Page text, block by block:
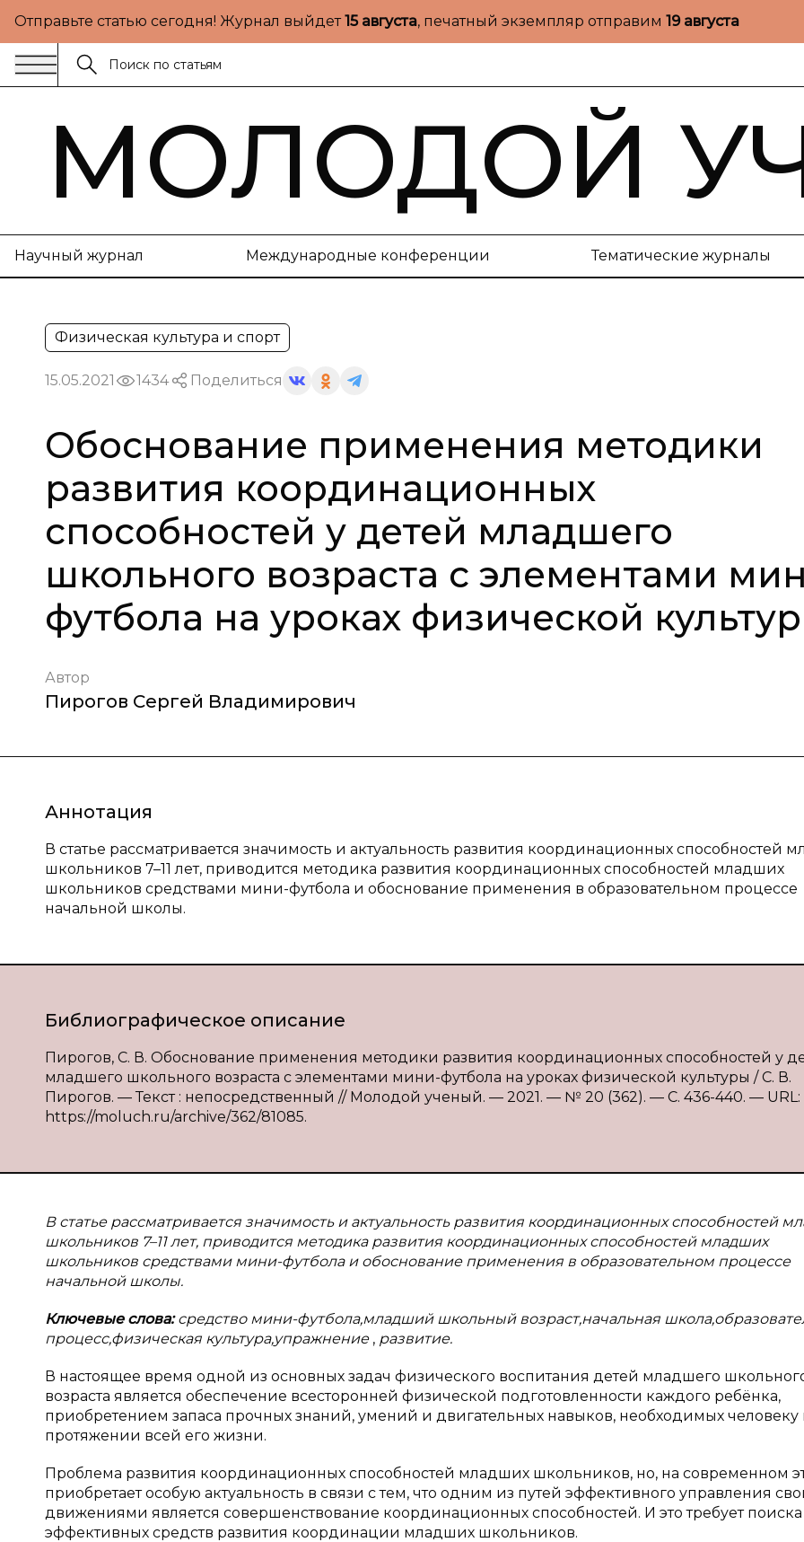
Отправьте статью сегодня! Журнал выйдет15 августа, печатный экземпляр отправим 19 августа
МОЛОДОЙ
Научный журнал Международные конференции Тематические журналы
Физическая культура и спорт
15.05.2021 1434 Поделиться
Обоснование применения методики
развития координационных
способностей у детей младшего
школьного возраста с элементами
футбола на уроках физической
Автор
Пирогов Сергей Владимирович
Аннотация
В статье рассматривается значимость и актуальность развития координационных способностей
школьников 7–11 лет, приводится методика развития координационных способностей младших
школьников средствами мини-футбола и обоснование применения в образовательном процессе
начальной школы.
Библиографическое описание
Пирогов, С. В. Обоснование применения методики развития координационных способностей у
младшего школьного возраста с элементами мини-футбола на уроках физической культуры / С. В.
Пирогов. — Текст : непосредственный // Молодой ученый. — 2021. — № 20 (362). — С. 436-440. — URL:
https://moluch.ru/archive/362/81085.
В статье рассматривается значимость и актуальность развития координационных способностей
школьников 7–11 лет, приводится методика развития координационных способностей младших
школьников средствами мини-футбола и обоснование применения в образовательном процессе
начальной школы.
Ключевые слова:средство мини-футбола,младший школьный возраст,начальная
процесс,физическая культура,упражнение , развитие.
В настоящее время одной из основных задач физического воспитания детей младшего
возраста является обеспечение всесторонней физической подготовленности каждого ребёнка,
приобретением запаса прочных знаний, умений и двигательных навыков, необходимых человеку
протяжении всей его жизни.
Проблема развития координационных способностей младших школьников, но, на современном
приобретает особую актуальность в связи с тем, что одним из путей эффективного управления
движениями является совершенствование координационных способностей. И это требует поиска
эффективных средств развития координации младших школьников.